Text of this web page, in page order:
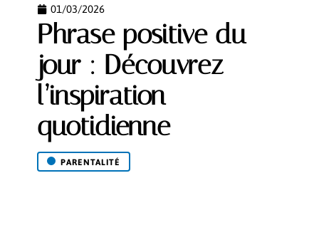
01/03/2026
Phrase positive du
jour : Découvrez
l’inspiration
quotidienne
PARENTALITÉ